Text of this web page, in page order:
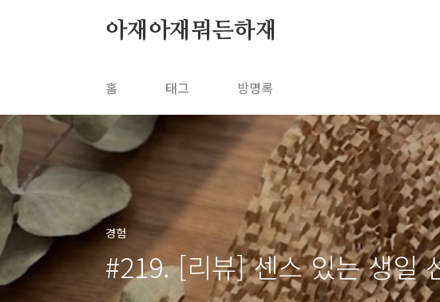
아재아재뭐든하재
홈 태그 방명록
경험
#219. [리뷰] 센스 있는 생일